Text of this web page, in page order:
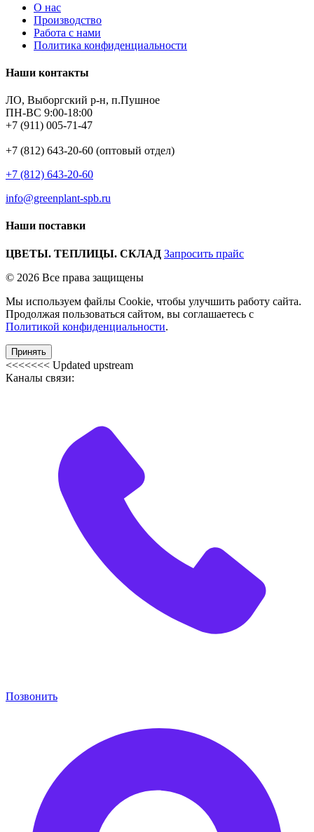
О нас
Производство
Работа с нами
Политика конфиденциальности
Наши контакты
ЛО, Выборгский р-н, п.Пушное
ПН-ВС 9:00-18:00
+7 (911) 005-71-47
+7 (812) 643-20-60 (оптовый отдел)
+7 (812) 643-20-60
info@greenplant-spb.ru
Наши поставки
ЦВЕТЫ. ТЕПЛИЦЫ. СКЛАД Запросить прайс
© 2026 Все права защищены
Мы используем файлы Cookie, чтобы улучшить работу сайта.
Продолжая пользоваться сайтом, вы соглашаетесь с
Политикой конфиденциальности.
Принять
<<<<<<< Updated upstream
Каналы связи:
Позвонить